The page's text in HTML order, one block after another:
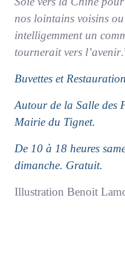
nos lointains voisins
intelligemment un
tournerait vers l’avenir
Buvettes et
Autour de la Salle des
Mairie du Tignet.
De 10 à 18 heures
dimanche. Gratuit.
Illustration Benoit